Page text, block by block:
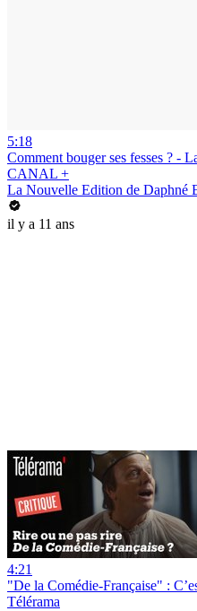
5:18
Comment bouger ses fesses ? -
CANAL +
La Nouvelle Edition de Daphné
il y a 11 ans
4:21
"De la Comédie-Française" :
Télérama